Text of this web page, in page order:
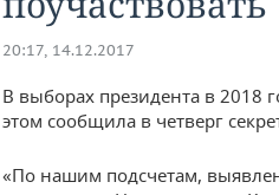
20:17, 14.12.2017
В выборах президента в 2018
этом сообщила в четверг
«По нашим подсчетам,